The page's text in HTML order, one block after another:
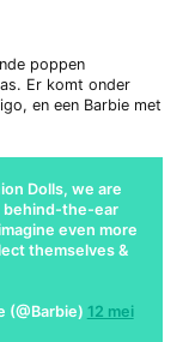
poppen
Er komt onder
en een Barbie met
Dolls, we are
behind-the-ear
even more
themselves &
(@Barbie) 12 mei